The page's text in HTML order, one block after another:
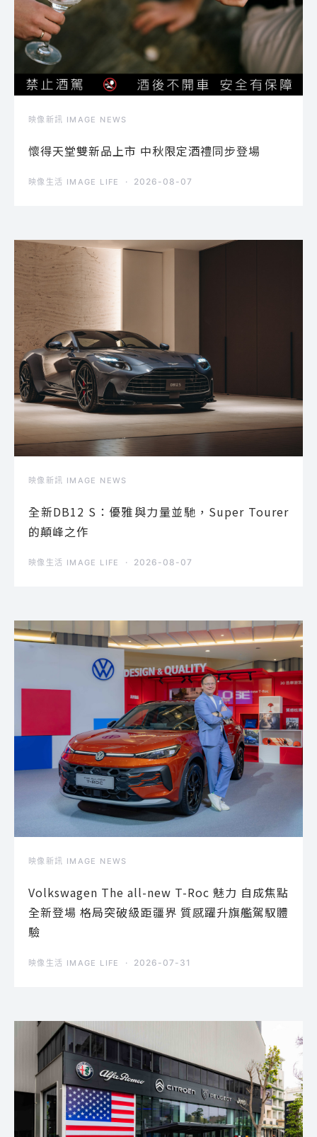
映像新訊 IMAGE NEWS
懷得天堂雙新品上市 中秋限定酒禮同步登場
映像生活 IMAGE LIFE 2026-08-07
映像新訊 IMAGE NEWS
全新DB12 S：優雅與力量並馳，Super Tourer
的顛峰之作
映像生活 IMAGE LIFE 2026-08-07
映像新訊 IMAGE NEWS
Volkswagen The all-new T-Roc 魅力 自成焦點
全新登場 格局突破級距疆界 質感躍升旗艦駕馭體
驗
映像生活 IMAGE LIFE 2026-07-31